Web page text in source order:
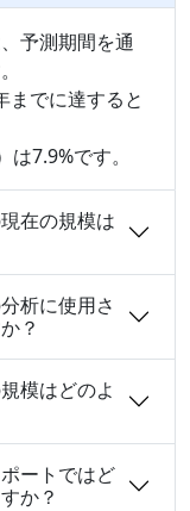
予測期間を通
までに達すると
7.9%です。
在の規模は
析に使用さ
？
模はどのよ
ートではど
か？